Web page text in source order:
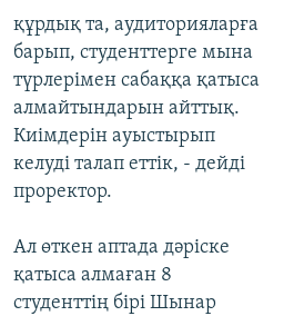
құрдық та, аудиторияларға
барып, студенттерге мына
түрлерімен сабаққа қатыса
алмайтындарын айттық.
Киімдерін ауыстырып
келуді талап еттік, - дейді
проректор.
Ал өткен аптада дәріске
қатыса алмаған 8
студенттің бірі Шынар